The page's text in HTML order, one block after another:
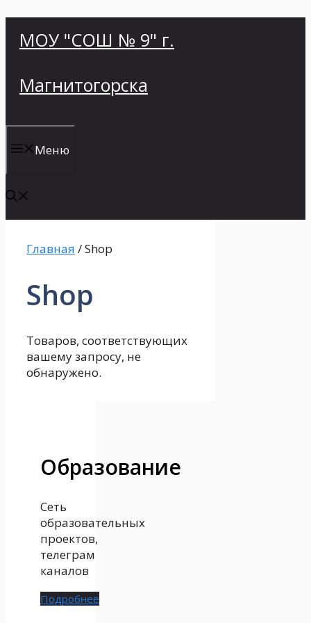
МОУ "СОШ № 9" г.
Магнитогорска
Меню
Главная / Shop
Shop
Товаров, соответствующих
вашему запросу, не
обнаружено.
Образование
Сеть
образовательных
проектов,
телеграм
каналов
Подробнее